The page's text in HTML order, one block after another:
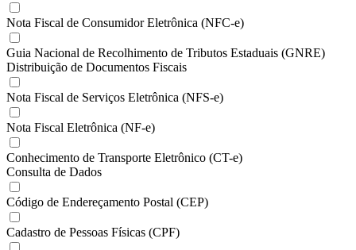
Nota Fiscal de Consumidor Eletrônica (NFC-e)
Guia Nacional de Recolhimento de Tributos Estaduais (GNRE)
Distribuição de Documentos Fiscais
Nota Fiscal de Serviços Eletrônica (NFS-e)
Nota Fiscal Eletrônica (NF-e)
Conhecimento de Transporte Eletrônico (CT-e)
Consulta de Dados
Código de Endereçamento Postal (CEP)
Cadastro de Pessoas Físicas (CPF)